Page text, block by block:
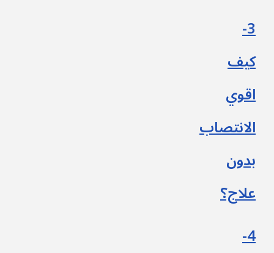
3-
كيف
اقوي
الانتصاب
بدون
علاج؟
4-